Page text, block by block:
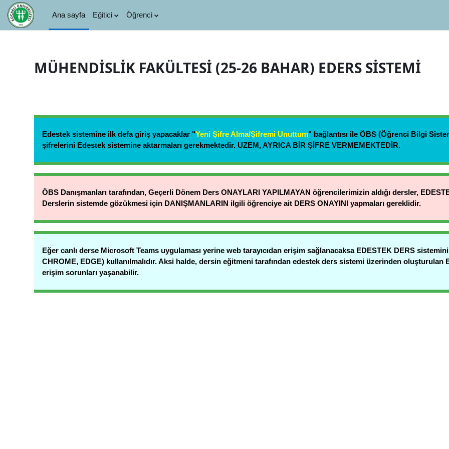
Ana içeriğe git
Ana sayfa
Eğitici Öğrenci
MÜHENDİSLİK FAKÜLTESİ (25-26 BAHAR) EDERS SİSTEMİ
Edestek sistemine ilk defa giriş yapacaklar "Yeni Şifre Alma/Şifremi Unuttum" bağlantısı ile ÖBS(Öğrenci Bilgi
şifrelerini Edestek sistemine aktarmaları gerekmektedir. UZEM, AYRICA BİR ŞİFRE VERMEMEKTEDİR.
ÖBS Danışmanları tarafından, Geçerli Dönem Ders ONAYLARI YAPILMAYAN öğrencilerimizin aldığı dersler,
Derslerin sistemde gözükmesi için DANIŞMANLARIN ilgili öğrenciye ait DERS ONAYINI yapmaları gereklidir.
Eğer canlı derse Microsoft Teams uygulaması yerine web tarayıcıdan erişim sağlanacaksa EDESTEK DERS
CHROME, EDGE) kullanılmalıdır. Aksi halde, dersin eğitmeni tarafından edestek ders sistemi üzerinden
erişim sorunları yaşanabilir.